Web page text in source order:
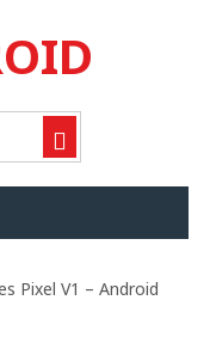
Pixel V1 – Android